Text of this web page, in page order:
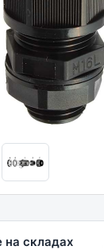
на складах